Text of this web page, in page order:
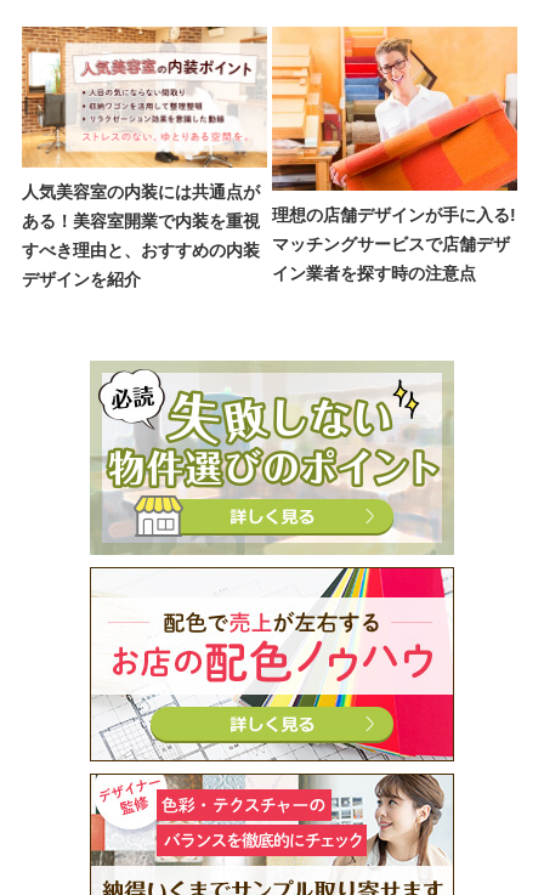
人気美容室の内装には共通点が
ある！美容室開業で内装を重視
すべき理由と、おすすめの内装
デザインを紹介
理想の店舗デザインが手に入る!
マッチングサービスで店舗デザ
イン業者を探す時の注意点